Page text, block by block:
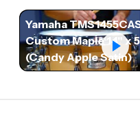
Yamaha
Custom Maple 14" x
(Candy Apple Satin)